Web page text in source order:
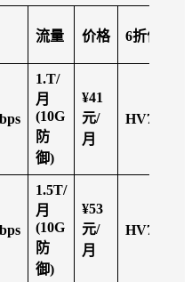
流量 价格 6折优惠码
1.T/
月
(10G
防
御)
¥41
元/
月
1.5T/
月
(10G
防
御)
¥53
元/
月